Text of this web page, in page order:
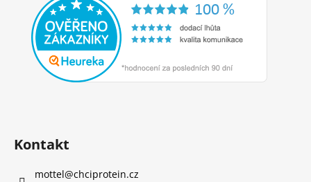
Kontakt
mottel@chciprotein.cz